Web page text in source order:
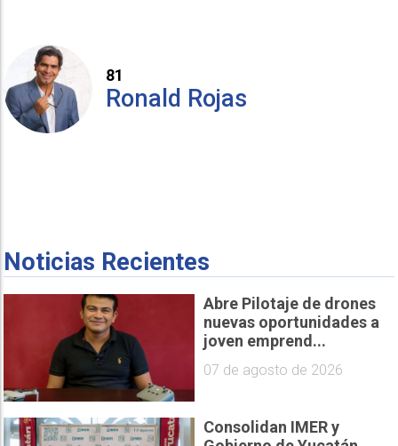
81
Ronald Rojas
Noticias Recientes
Abre Pilotaje de drones
nuevas oportunidades a
joven emprend...
07 de agosto de 2026
Consolidan IMER y